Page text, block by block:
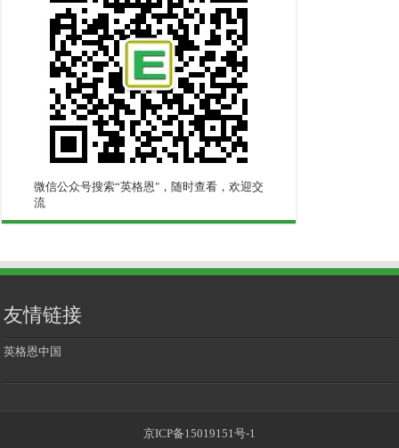
微信公众号搜索“英格恩"，随时查看，欢迎交
流
友情链接
英格恩中国
京ICP备15019151号-1